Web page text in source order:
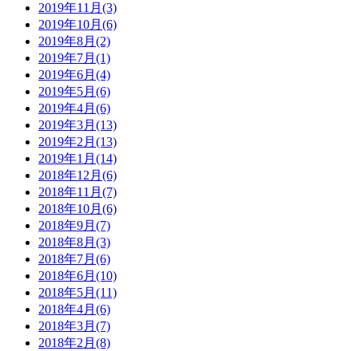
2019年11月(3)
2019年10月(6)
2019年8月(2)
2019年7月(1)
2019年6月(4)
2019年5月(6)
2019年4月(6)
2019年3月(13)
2019年2月(13)
2019年1月(14)
2018年12月(6)
2018年11月(7)
2018年10月(6)
2018年9月(7)
2018年8月(3)
2018年7月(6)
2018年6月(10)
2018年5月(11)
2018年4月(6)
2018年3月(7)
2018年2月(8)